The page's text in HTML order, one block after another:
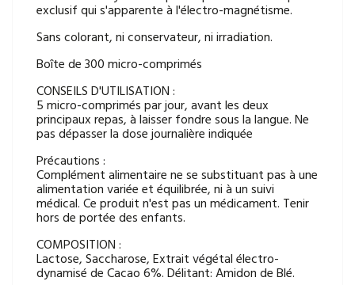
exclusif qui s'apparente à l'électro-magnétisme.
Sans colorant, ni conservateur, ni irradiation.
Boîte de 300 micro-comprimés
CONSEILS D'UTILISATION :
5 micro-comprimés par jour, avant les deux
principaux repas, à laisser fondre sous la langue. Ne
pas dépasser la dose journalière indiquée
Précautions :
Complément alimentaire ne se substituant pas à une
alimentation variée et équilibrée, ni à un suivi
médical. Ce produit n'est pas un médicament. Tenir
hors de portée des enfants.
COMPOSITION :
Lactose, Saccharose, Extrait végétal électro-
dynamisé de Cacao 6%. Délitant: Amidon de Blé.